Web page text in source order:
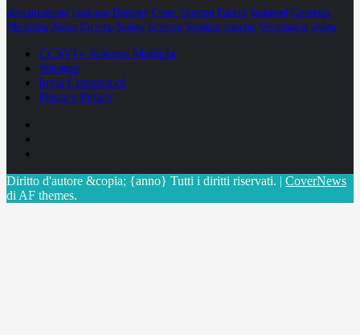
alimentazione biologia Biology Com. Stampa Epatiti featured Genetica
Medicina News Ricerca Salute Science Scienza vaccini Veterinaria video
CCSVI e Sclerosi Multipla
Sitemap
Invia Comunicati
Privacy Policy
Diritto d'autore &copia; {anno} Tutti i diritti riservati. | CoverNews
di AF themes.